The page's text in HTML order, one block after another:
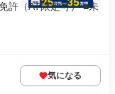
許（AT限定可） ■未
気になる